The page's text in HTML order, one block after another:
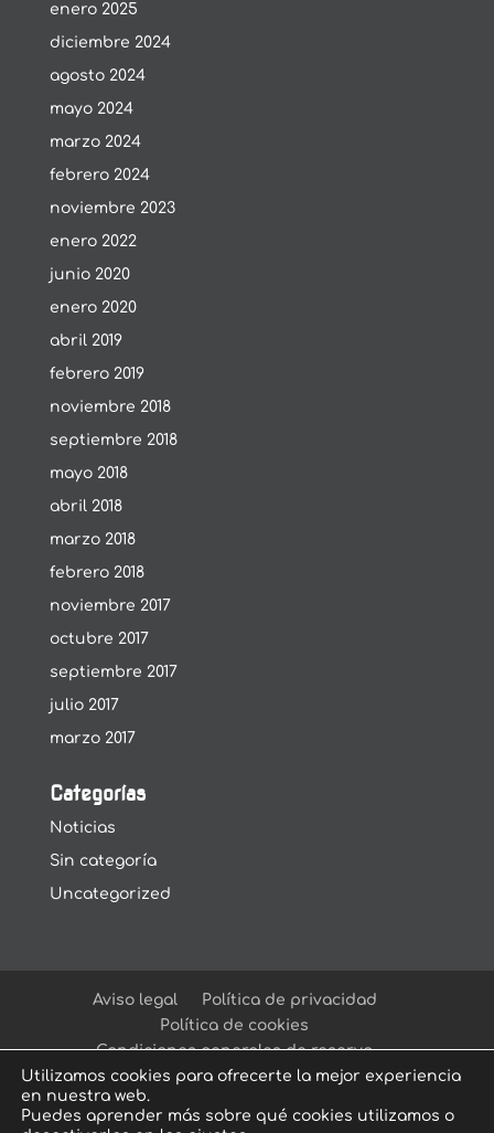
enero 2025
diciembre 2024
agosto 2024
mayo 2024
marzo 2024
febrero 2024
noviembre 2023
enero 2022
junio 2020
enero 2020
abril 2019
febrero 2019
noviembre 2018
septiembre 2018
mayo 2018
abril 2018
marzo 2018
febrero 2018
noviembre 2017
octubre 2017
septiembre 2017
julio 2017
marzo 2017
Categorías
Noticias
Sin categoría
Uncategorized
Aviso legal
Política de privacidad
Política de cookies
Condiciones generales de reserva
Utilizamos cookies para ofrecerte la mejor experiencia
en nuestra web.
Puedes aprender más sobre qué cookies utilizamos o